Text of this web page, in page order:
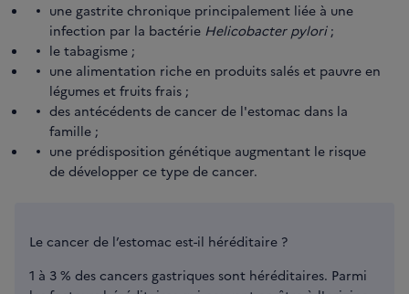
une gastrite chronique principalement liée à une
infection par la bactérie Helicobacter pylori ;
le tabagisme ;
une alimentation riche en produits salés et pauvre en
légumes et fruits frais ;
des antécédents de cancer de l'estomac dans la
famille ;
une prédisposition génétique augmentant le risque
de développer ce type de cancer.
Le cancer de l’estomac est-il héréditaire ?
1 à 3 % des cancers gastriques sont héréditaires. Parmi